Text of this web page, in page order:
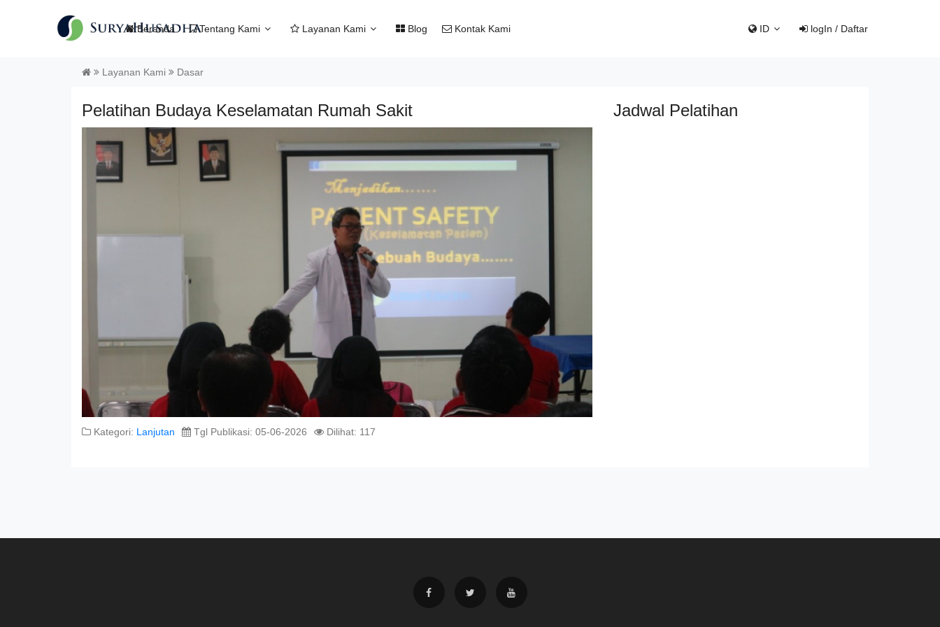
Beranda Tentang Kami Layanan Kami Blog Kontak Kami ID logIn / Daftar
Layanan Kami Dasar
Pelatihan Budaya Keselamatan Rumah Sakit
Kategori: Lanjutan Tgl Publikasi: 05-06-2026 Dilihat: 117
Jadwal Pelatihan